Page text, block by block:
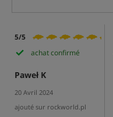
5/5
achat confirmé
Paweł K
20 Avril 2024
ajouté sur rockworld.pl